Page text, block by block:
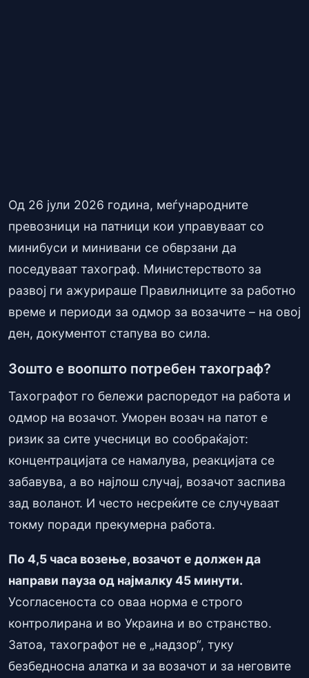
Од 26 јули 2026 година, меѓународните
превозници на патници кои управуваат со
минибуси и минивани се обврзани да
поседуваат тахограф. Министерството за
развој ги ажурираше Правилниците за работно
време и периоди за одмор за возачите – на овој
ден, документот стапува во сила.
Зошто е воопшто потребен тахограф?
Тахографот го бележи распоредот на работа и
одмор на возачот. Уморен возач на патот е
ризик за сите учесници во сообраќајот:
концентрацијата се намалува, реакцијата се
забавува, а во најлош случај, возачот заспива
зад воланот. И често несреќите се случуваат
токму поради прекумерна работа.
По 4,5 часа возење, возачот е должен да
направи пауза од најмалку 45 минути.
Усогласеноста со оваа норма е строго
контролирана и во Украина и во странство.
Затоа, тахографот не е „надзор“, туку
безбедносна алатка и за возачот и за неговите